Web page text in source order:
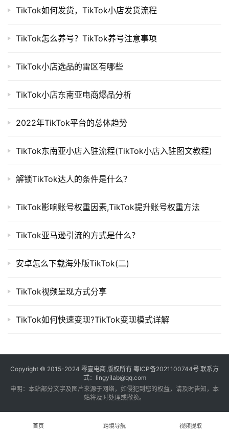
TikTok如何发货，TikTok小店发货流程
TikTok怎么养号？TikTok养号注意事项
TikTok小店选品的雷区有哪些
TikTok小店东南亚电商爆品分析
2022年TikTok平台的总体趋势
TikTok东南亚小店入驻流程(TikTok小店入驻图文教程)
解锁TikTok达人的条件是什么？
TikTok影响账号权重因素,TikTok提升账号权重方法
TikTok亚马逊引流的方式是什么？
安卓怎么下载海外版TikTok(二)
TikTok视频呈现方式分享
TikTok如何快速变现?TikTok变现模式详解
Copyright © 2015-2024 零壹电商 版权所有 粤ICP备2021100744号 联系方
式：lingyilab@qq.com
申明：本站部分文字及图片来源于网络，如侵犯到您的权益，请及时告知，本
站将及时处理或撤换。
首页 跨境导航 视频提取